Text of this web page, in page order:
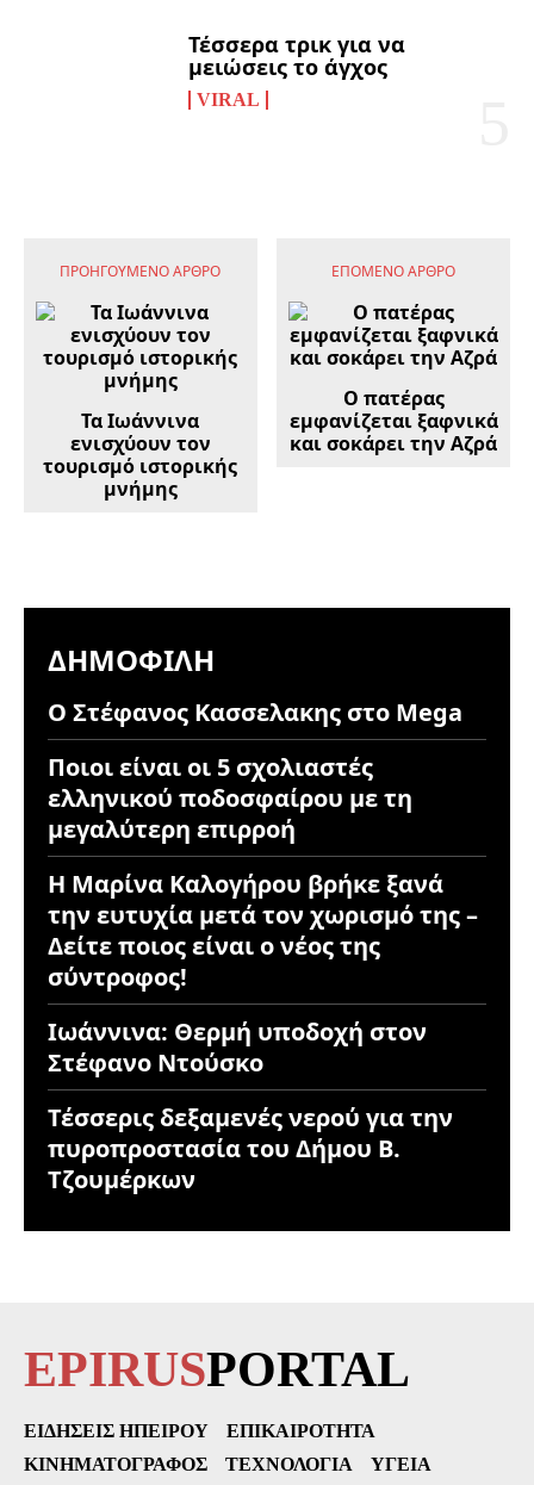
Τέσσερα τρικ για να
μειώσεις το άγχος
VIRAL
ΠΡΟΗΓΟΎΜΕΝΟ ΆΡΘΡΟ
Τα Ιωάννινα
ενισχύουν τον
τουρισμό ιστορικής
μνήμης
ΕΠΌΜΕΝΟ ΆΡΘΡΟ
Ο πατέρας
εμφανίζεται ξαφνικά
και σοκάρει την Αζρά
ΔΗΜΟΦΙΛΉ
Ο Στέφανος Κασσελακης στο Mega
Ποιοι είναι οι 5 σχολιαστές
ελληνικού ποδοσφαίρου με τη
μεγαλύτερη επιρροή
Η Μαρίνα Καλογήρου βρήκε ξανά
την ευτυχία μετά τον χωρισμό της –
Δείτε ποιος είναι ο νέος της
σύντροφος!
Ιωάννινα: Θερμή υποδοχή στον
Στέφανο Ντούσκο
Τέσσερις δεξαμενές νερού για την
πυροπροστασία του Δήμου Β.
Τζουμέρκων
EPIRUSPORTAL
ΕΙΔΉΣΕΙΣ ΗΠΕΊΡΟΥ
ΕΠΙΚΑΙΡΌΤΗΤΑ
ΚΙΝΗΜΑΤΟΓΡΆΦΟΣ
ΤΕΧΝΟΛΟΓΊΑ
ΥΓΕΊΑ